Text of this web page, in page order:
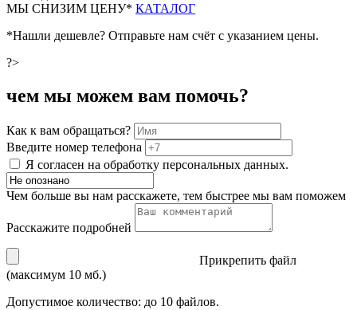
МЫ СНИЗИМ ЦЕНУ* КАТАЛОГ
*Нашли дешевле? Отправьте нам счёт с указанием цены.
?>
чем мы можем вам помочь?
Как к вам обращаться?
Введите номер телефона
Я согласен на обработку персональных данных.
Чем больше вы нам расскажете, тем быстрее мы вам поможем
Расскажите подробней
Прикрепить файл
(максимум 10 мб.)
Допустимое количество: до 10 файлов.